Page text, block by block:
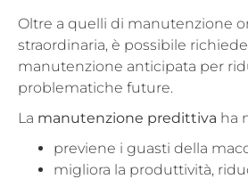
Oltre a quelli di manutenzione
straordinaria, è possibile
manutenzione anticipata per
problematiche future.
La manutenzione predittiva ha
previene i guasti della
migliora la produttività,